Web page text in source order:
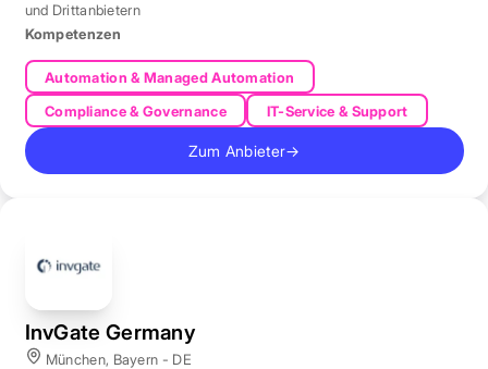
und Drittanbietern
Kompetenzen
Automation & Managed Automation
Compliance & Governance
IT-Service & Support
Zum Anbieter→
InvGate Germany
München, Bayern - DE